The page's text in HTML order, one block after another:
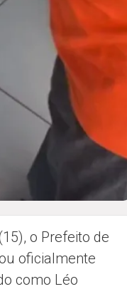
o Prefeito de
oficialmente
como Léo